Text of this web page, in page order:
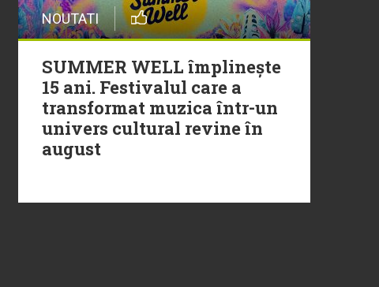
20 Iulie
Torpedoul lui Morar: Theo
Rose - „Ceai lângă tine”
NOUTATI
SUMMER WELL împlinește
15 ani. Festivalul care a
transformat muzica într-un
univers cultural revine în
august